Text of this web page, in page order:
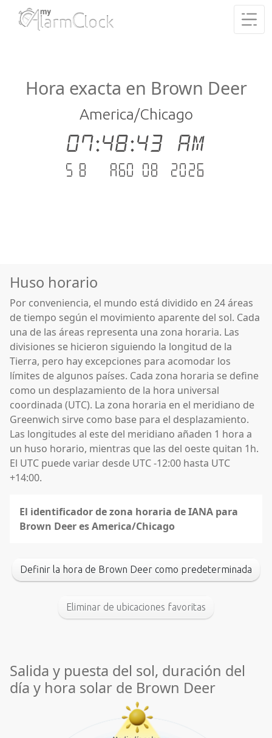
Hora exacta en Brown Deer
America/Chicago
07:48:43 AM
sáb. - ago 08 .2026
Huso horario
Por conveniencia, el mundo está dividido en 24 áreas
de tiempo según el movimiento aparente del sol. Cada
una de las áreas representa una zona horaria. Las
divisiones se hicieron siguiendo la longitud de la
Tierra, pero hay excepciones para acomodar los
límites de algunos países. Cada zona horaria se define
como un desplazamiento de la hora universal
coordinada (UTC). La zona horaria en el meridiano de
Greenwich sirve como base para el desplazamiento.
Las longitudes al este del meridiano añaden 1 hora a
un huso horario, mientras que las del oeste quitan 1h.
El UTC puede variar desde UTC -12:00 hasta UTC
+14:00.
El identificador de zona horaria de IANA para
Brown Deer es America/Chicago
Definir la hora de Brown Deer como predeterminada
Eliminar de ubicaciones favoritas
Salida y puesta del sol, duración del
día y hora solar de Brown Deer